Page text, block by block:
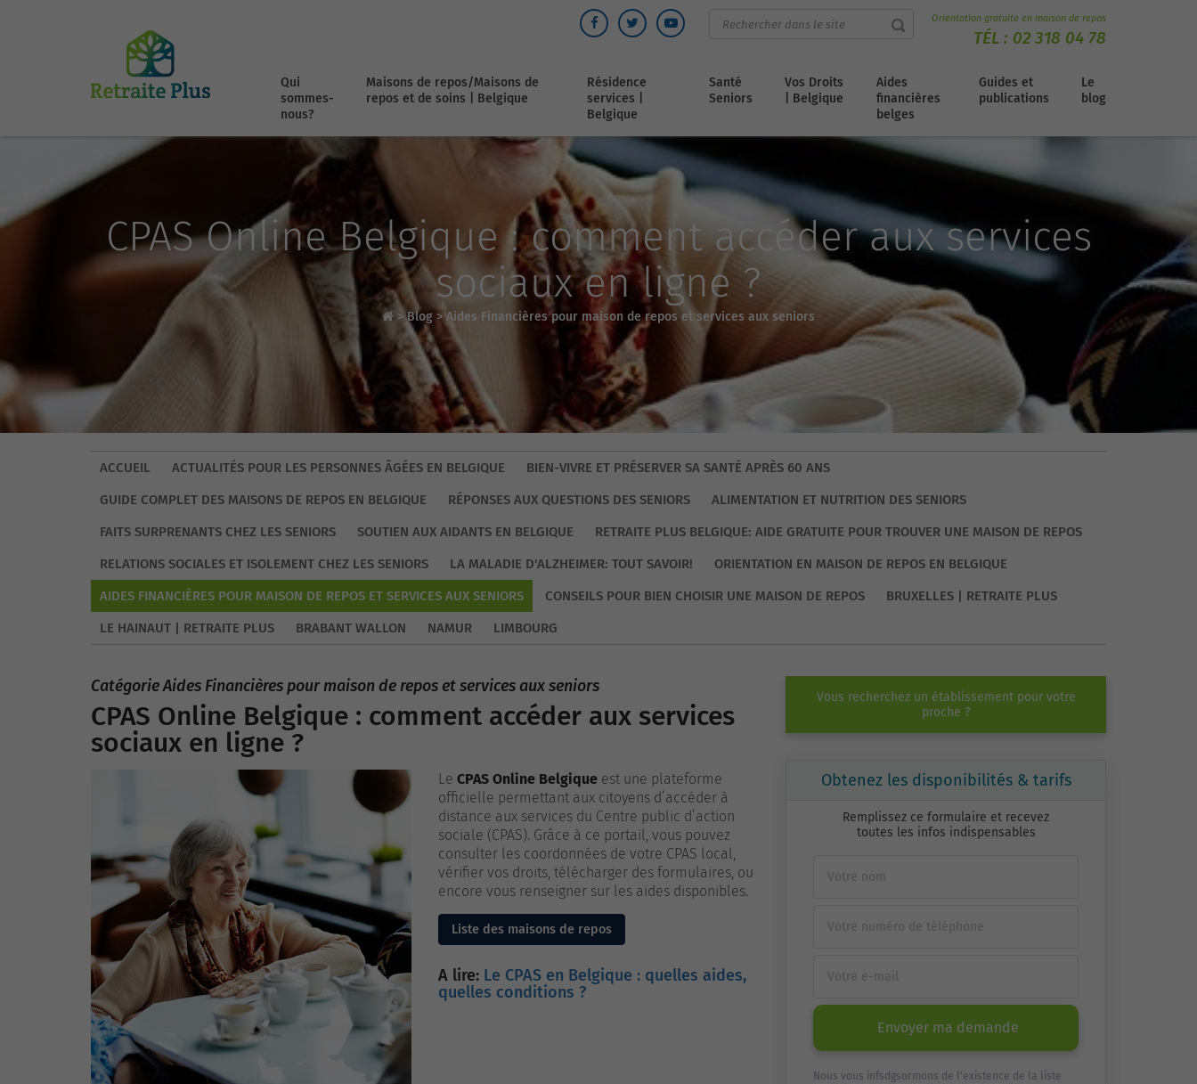
Orientation gratuite en maison de repos
TÉL : 02 318 04 78
Qui
sommes-
nous?
Maisons de repos/Maisons de
repos et de soins | Belgique
Résidence
services |
Belgique
Santé
Seniors
Vos Droits
| Belgique
Aides
financières
belges
Guides et
publications
Le
blog
CPAS Online Belgique : comment accéder aux services
sociaux en ligne ?
>Blog > Aides Financières pour maison de repos et services aux seniors
ACCUEIL ACTUALITÉS POUR LES PERSONNES ÂGÉES EN BELGIQUE
BIEN-VIVRE ET PRÉSERVER SA SANTÉ APRÈS 60 ANS
GUIDE COMPLET DES MAISONS DE REPOS EN BELGIQUE
RÉPONSES AUX QUESTIONS DES SENIORS
ALIMENTATION ET NUTRITION DES SENIORS
FAITS SURPRENANTS CHEZ LES SENIORS
SOUTIEN AUX AIDANTS EN BELGIQUE
RETRAITE PLUS BELGIQUE: AIDE GRATUITE POUR TROUVER UNE MAISON DE REPOS
RELATIONS SOCIALES ET ISOLEMENT CHEZ LES SENIORS
LA MALADIE D'ALZHEIMER: TOUT SAVOIR!
ORIENTATION EN MAISON DE REPOS EN BELGIQUE
AIDES FINANCIÈRES POUR MAISON DE REPOS ET SERVICES AUX SENIORS
CONSEILS POUR BIEN CHOISIR UNE MAISON DE REPOS
BRUXELLES | RETRAITE PLUS
LE HAINAUT | RETRAITE PLUS
BRABANT WALLON NAMUR LIMBOURG
Catégorie Aides Financières pour maison de repos et services aux seniors
CPAS Online Belgique : comment accéder aux services
sociaux en ligne ?
Le CPAS Online Belgique est une plateforme
officielle permettant aux citoyens d’accéder à
distance aux services du Centre public d’action
sociale (CPAS). Grâce à ce portail, vous pouvez
consulter les coordonnées de votre CPAS local,
vérifier vos droits, télécharger des formulaires, ou
encore vous renseigner sur les aides disponibles.
Liste des maisons de repos
A lire: Le CPAS en Belgique : quelles aides,
quelles conditions ?
Vous recherchez un établissement pour votre
proche ?
Obtenez les disponibilités & tarifs
Remplissez ce formulaire et recevez
toutes les infos indispensables
Envoyer ma demande
Nous vous infsdgsormons de l'existence de la liste